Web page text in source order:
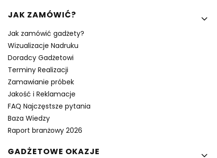
Linki w stopce
JAK ZAMÓWIĆ?
Jak zamówić gadżety?
Wizualizacje Nadruku
Doradcy Gadżetowi
Terminy Realizacji
Zamawianie próbek
Jakość i Reklamacje
FAQ Najczęstsze pytania
Baza Wiedzy
Raport branżowy 2026
GADŻETOWE OKAZJE